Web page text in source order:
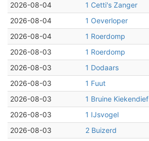
2026-08-04
1 Cetti's Zanger
2026-08-04
1 Oeverloper
2026-08-04
1 Roerdomp
2026-08-03
1 Roerdomp
2026-08-03
1 Dodaars
2026-08-03
1 Fuut
2026-08-03
1 Bruine Kiekendief
2026-08-03
1 IJsvogel
2026-08-03
2 Buizerd